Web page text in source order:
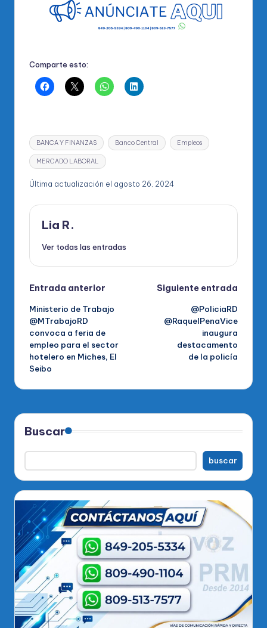
Comparte esto:
Etiquetas:
BANCA Y FINANZAS Banco Central Empleos
MERCADO LABORAL
Última actualización el agosto 26, 2024
Lia R.
Ver todas las entradas
Navegación
de
entradas
Entrada anterior
Ministerio de Trabajo
@MTrabajoRD
convoca a feria de
empleo para el sector
hotelero en Miches, El
Seibo
Siguiente entrada
@PoliciaRD
@RaquelPenaVice
inaugura
destacamento
de la policía
Buscar
buscar